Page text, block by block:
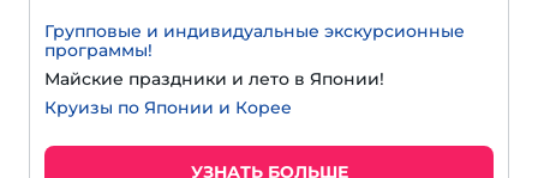
Групповые и индивидуальные экскурсионные
программы!
Майские праздники и лето в Японии!
Круизы по Японии и Корее
УЗНАТЬ БОЛЬШЕ